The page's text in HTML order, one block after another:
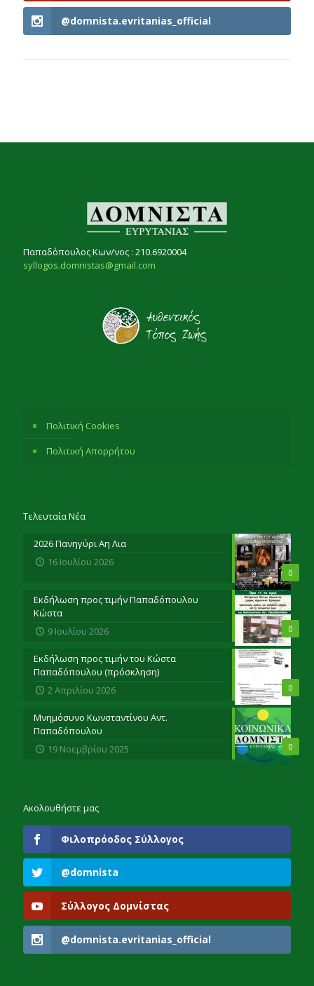
@domnista.evritanias_official
Παπαδόπουλος Κων/νος : 210.6920004
syllogos.domnistas@gmail.com
Πολιτική Cookies
Πολιτική Απορρήτου
Τελευταία Νέα
0
2026 Πανηγύρι Αη Λια
16 Ιουλίου 2026
0
Εκδήλωση προς τιμήν Παπαδόπουλου
Κώστα
9 Ιουλίου 2026
0
Εκδήλωση προς τιμήν του Κώστα
Παπαδόπουλου (πρόσκληση)
2 Απριλίου 2026
0
Μνημόσυνο Κωνσταντίνου Αντ.
Παπαδόπουλου
19 Νοεμβρίου 2025
Ακολουθήστε μας
Φιλοπρόοδος Σύλλογος
@domnista
Σύλλογος Δομνίστας
@domnista.evritanias_official